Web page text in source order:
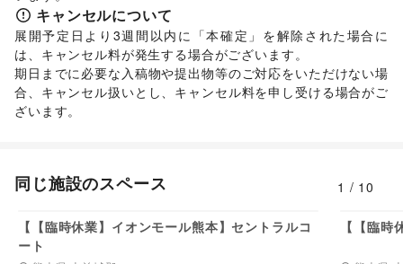
キャンセルについて
展開予定日より3週間以内に「本確定」を解除された場合に
は、キャンセル料が発生する場合がございます。
期日までに必要な入稿物や提出物等のご対応をいただけない場
合、キャンセル扱いとし、キャンセル料を申し受ける場合がご
ざいます。
同じ施設のスペース 1 / 10
【【臨時休業】イオンモール熊本】セントラルコ
ート
【【臨